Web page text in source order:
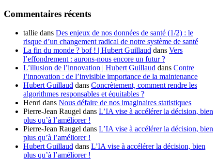
Commentaires récents
tallie dans Des enjeux de nos données de santé (1/2) : le
risque d’un changement radical de notre système de santé
La fin du monde ? bof ! | Hubert Guillaud dans Vers
l’effondrement : aurons-nous encore un futur ?
L’illusion de l’innovation | Hubert Guillaud dans Contre
l’innovation : de l’invisible importance de la maintenance
Hubert Guillaud dans Concrètement, comment rendre les
algorithmes responsables et équitables ?
Henri dans Nous défaire de nos imaginaires statistiques
Pierre-Jean Raugel dans L’IA vise à accélérer la décision, bien
plus qu’à l’améliorer !
Pierre-Jean Raugel dans L’IA vise à accélérer la décision, bien
plus qu’à l’améliorer !
Hubert Guillaud dans L’IA vise à accélérer la décision, bien
plus qu’à l’améliorer !